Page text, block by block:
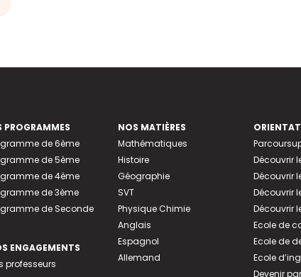
PROGRAMMES
de 6ème
de 5ème
de 4ème
de 3ème
de Seconde
ENGAGEMENTS
professeurs
NOS MATIÈRES
Mathématiques
Histoire
Géographie
SVT
Physique Chimie
Anglais
Espagnol
Allemand
Découvrir
Découvrir
Découvrir
Découvrir
Ecole de
Ecole de
Ecole
Devenir